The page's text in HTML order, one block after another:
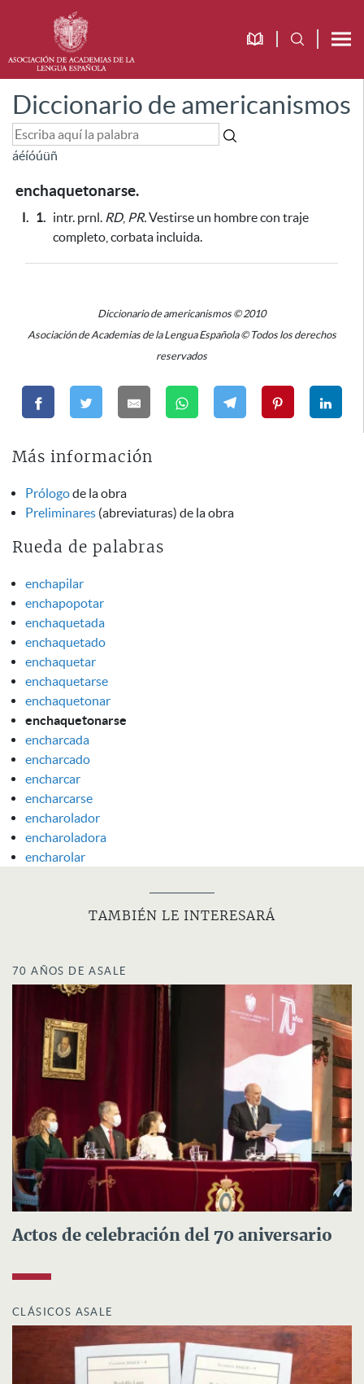
Diccionario de americanismos
áéíóúüñ
enchaquetonarse.
I. 1. intr. prnl. RD, PR.Vestirse un hombre con traje
completo, corbata incluida.
Diccionario de americanismos © 2010
Asociación de Academias de la Lengua Española © Todos los derechos
reservados
Más información
Prólogode la obra
Preliminares (abreviaturas) de la obra
Rueda de palabras
enchapilar
enchapopotar
enchaquetada
enchaquetado
enchaquetar
enchaquetarse
enchaquetonar
enchaquetonarse
encharcada
encharcado
encharcar
encharcarse
encharolador
encharoladora
encharolar
TAMBIÉN LE INTERESARÁ
70 AÑOS DE ASALE
Actos de celebración del 70 aniversario
CLÁSICOS ASALE